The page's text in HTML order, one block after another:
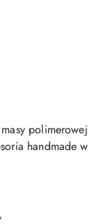
polimerowej
handmade w